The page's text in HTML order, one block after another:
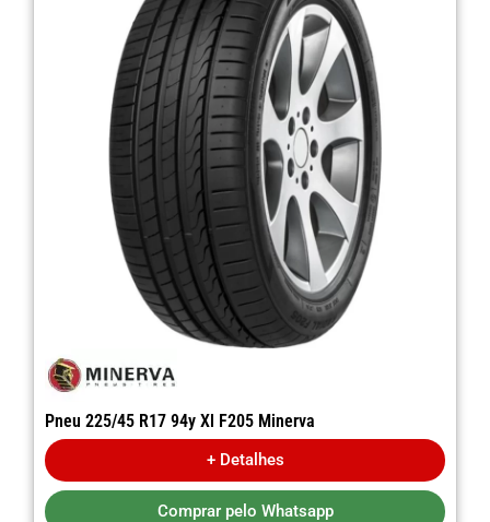
Pneu 225/45 R17 94y Xl F205 Minerva
+ Detalhes
Comprar pelo Whatsapp